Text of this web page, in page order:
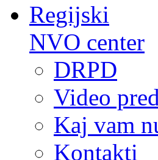
Regijski
NVO center
DRPD
Video
Kaj vam
Kontakti